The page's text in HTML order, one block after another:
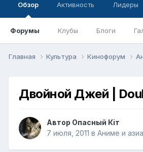
Обзор
Форумы Клубы Блоги
Активность Лидеры
Главная Культура Кинофорум
Двойной Джей |
Автор Опасный Кiт
7 июля, 2011 в Аниме и